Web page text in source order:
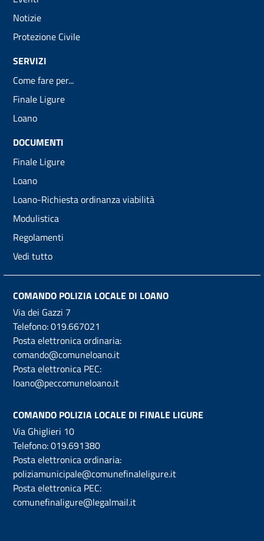
Notizie
Protezione Civile
SERVIZI
Come fare per...
Finale Ligure
Loano
DOCUMENTI
Finale Ligure
Loano
Loano-Richiesta ordinanza viabilità
Modulistica
Regolamenti
Vedi tutto
COMANDO POLIZIA LOCALE DI LOANO
Via dei Gazzi 7
Telefono:019.667021
Posta elettronica ordinaria:
comando@comuneloano.it
Posta elettronica PEC:
loano@peccomuneloano.it
COMANDO POLIZIA LOCALE DI FINALE LIGURE
Via Ghiglieri 10
Telefono:019.691380
Posta elettronica ordinaria:
poliziamunicipale@comunefinaleligure.it
Posta elettronica PEC:
comunefinaligure@legalmail.it